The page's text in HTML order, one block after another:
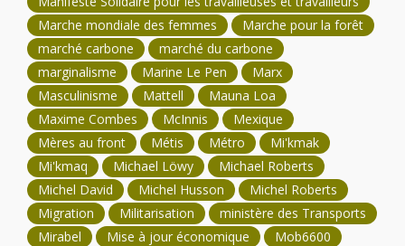
Marche mondiale des femmes
Marche pour la forêt
marché carbone
marché du carbone
marginalisme
Marine Le Pen
Marx
Masculinisme
Mattell
Mauna Loa
Maxime Combes
McInnis
Mexique
Mères au front
Métis Métro
Mi'kmak
Mi'kmaq
Michael Löwy
Michael Roberts
Michel David
Michel Husson
Michel Roberts
Migration
Militarisation
ministère des Transports
Mirabel
Mise à jour économique
Mob6600